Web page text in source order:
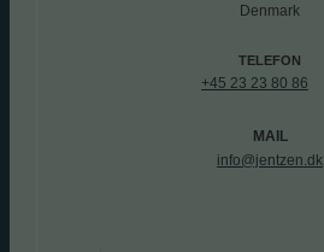
Denmark
TELEFON
+45 23 23 80 86
MAIL
info@jentzen.dk